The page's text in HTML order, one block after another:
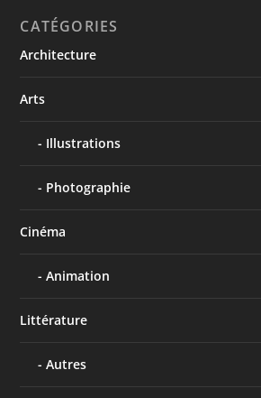
CATÉGORIES
Architecture
Arts
Illustrations
Photographie
Cinéma
Animation
Littérature
Autres